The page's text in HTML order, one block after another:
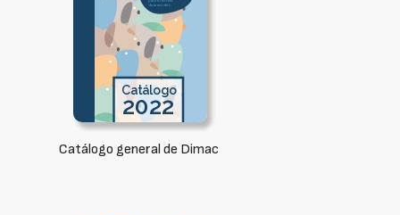
Catálogo general de Dimac